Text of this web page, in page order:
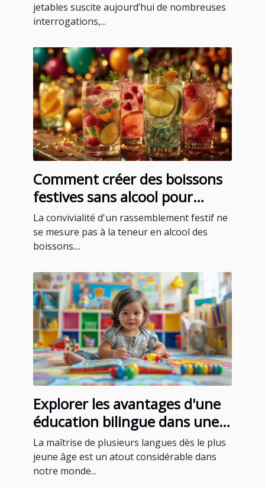
jetables suscite aujourd’hui de nombreuses
interrogations,...
Comment créer des boissons
festives sans alcool pour
toutes les occasions
La convivialité d'un rassemblement festif ne
se mesure pas à la teneur en alcool des
boissons....
Explorer les avantages d'une
éducation bilingue dans une
école maternelle privée
La maîtrise de plusieurs langues dès le plus
jeune âge est un atout considérable dans
notre monde...